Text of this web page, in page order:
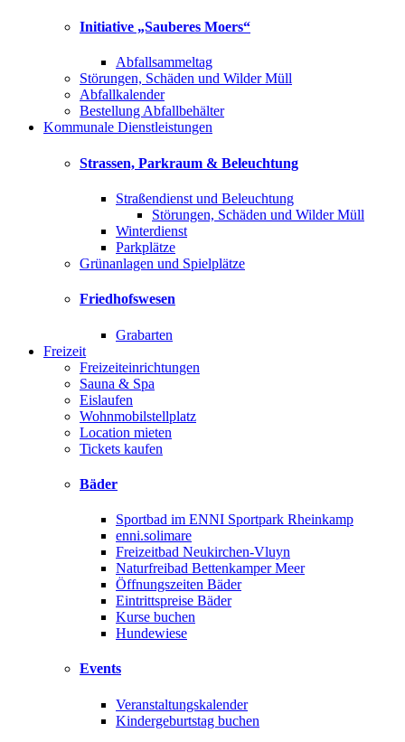
Initiative „Sauberes Moers“
Abfallsammeltag
Störungen, Schäden und Wilder Müll
Abfallkalender
Bestellung Abfallbehälter
Kommunale Dienstleistungen
Strassen, Parkraum & Beleuchtung
Straßendienst und Beleuchtung
Störungen, Schäden und Wilder Müll
Winterdienst
Parkplätze
Grünanlagen und Spielplätze
Friedhofswesen
Grabarten
Freizeit
Freizeiteinrichtungen
Sauna & Spa
Eislaufen
Wohnmobilstellplatz
Location mieten
Tickets kaufen
Bäder
Sportbad im ENNI Sportpark Rheinkamp
enni.solimare
Freizeitbad Neukirchen-Vluyn
Naturfreibad Bettenkamper Meer
Öffnungszeiten Bäder
Eintrittspreise Bäder
Kurse buchen
Hundewiese
Events
Veranstaltungskalender
Kindergeburtstag buchen